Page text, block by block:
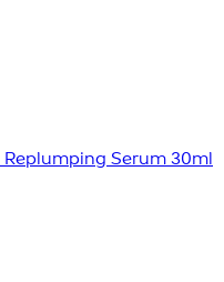
Replumping Serum 30ml